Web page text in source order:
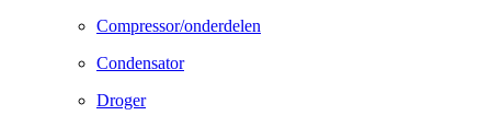
Compressor/onderdelen
Condensator
Droger